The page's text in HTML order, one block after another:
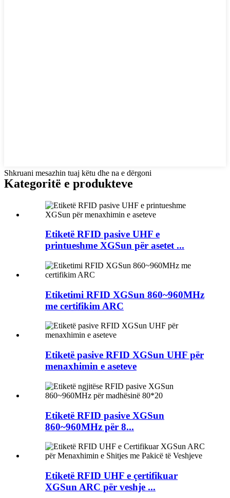
Shkruani mesazhin tuaj këtu dhe na e dërgoni
Kategoritë e produkteve
Etiketë RFID pasive UHF e
printueshme XGSun për asetet ...
Etiketimi RFID XGSun 860~960MHz
me certifikim ARC
Etiketë pasive RFID XGSun UHF për
menaxhimin e aseteve
Etiketë RFID pasive XGSun
860~960MHz për 8...
Etiketë RFID UHF e çertifikuar
XGSun ARC për veshje ...